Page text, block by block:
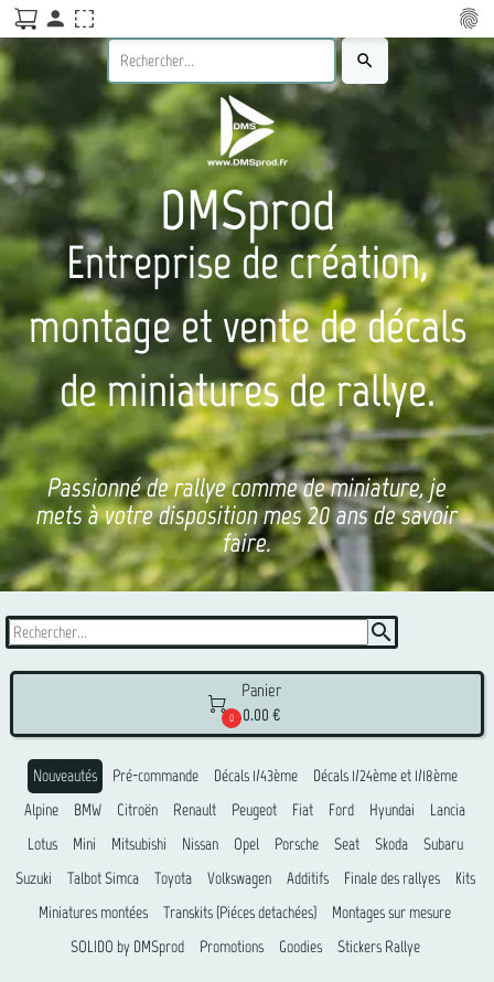
search
DMSprod
Entreprise de création,
montage et vente de décals
de miniatures de rallye.
Passionné de rallye comme de miniature, je
mets à votre disposition mes 20 ans de savoir
faire.
search

0
Panier
0.00 €
Nouveautés Pré-commande Décals 1/43ème
Décals 1/24ème et 1/18ème
Alpine
BMW Citroën Renault Peugeot Fiat Ford Hyundai
Lancia
Lotus
Mini Mitsubishi Nissan Opel Porsche Seat Skoda
Subaru
Suzuki
Talbot Simca Toyota Volkswagen Additifs Finale des rallyes
Kits
Miniatures montées
Transkits (Piéces detachées)
Montages sur mesure
SOLIDO by DMSprod
Promotions Goodies Stickers Rallye
fingerprint
person